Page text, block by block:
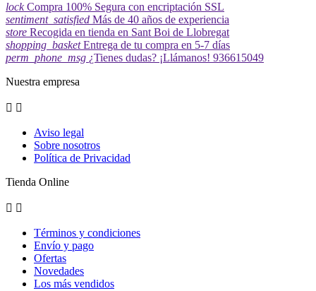
lock Compra 100% Segura con encriptación SSL
sentiment_satisfied Más de 40 años de experiencia
store Recogida en tienda en Sant Boi de Llobregat
shopping_basket Entrega de tu compra en 5-7 días
perm_phone_msg ¿Tienes dudas? ¡Llámanos! 936615049
Nuestra empresa
 
Aviso legal
Sobre nosotros
Política de Privacidad
Tienda Online
 
Términos y condiciones
Envío y pago
Ofertas
Novedades
Los más vendidos